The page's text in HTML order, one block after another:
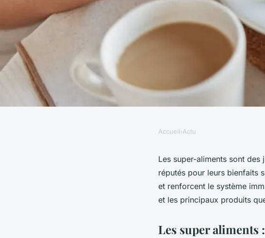
Les super aliments :
avantages et
Accueil›Actu
Les super-aliments sont
réputés pour leurs bienfaits
et renforcent le système
et les principaux produits
Les super